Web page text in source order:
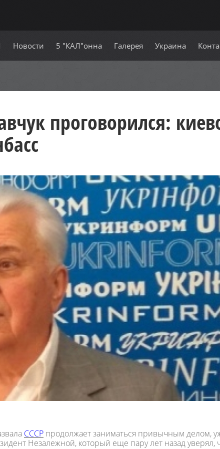
Новости 5 "КАЛ"онна Галерея Украина
проговорился:
СССР продолжает заниматься привычным делом,
Незалежной, который еще пару лет назад уверял,